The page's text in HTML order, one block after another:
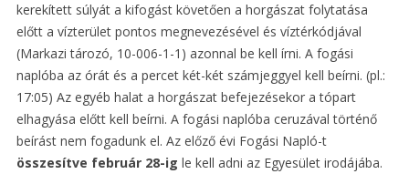
kerekített súlyát a kifogást követően a horgászat folytatása
előtt a vízterület pontos megnevezésével és víztérkódjával
(Markazi tározó, 10-006-1-1) azonnal be kell írni. A fogási
naplóba az órát és a percet két-két számjeggyel kell beírni. (pl.:
17:05) Az egyéb halat a horgászat befejezésekor a tópart
elhagyása előtt kell beírni. A fogási naplóba ceruzával történő
beírást nem fogadunk el. Az előző évi Fogási Napló-t
összesítve február 28-ig le kell adni az Egyesület irodájába.